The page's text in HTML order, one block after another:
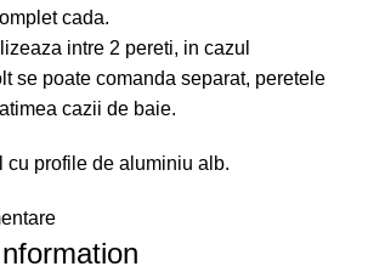
cada.
intre 2 pereti, in cazul
se poate comanda separat, peretele
cazii de baie.
cu profile de aluminiu alb.